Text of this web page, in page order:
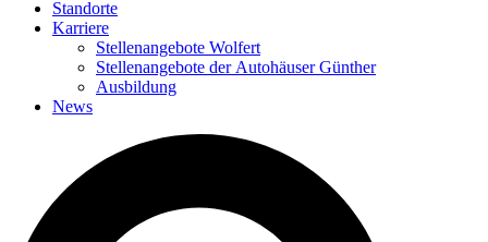
Standorte
Karriere
Stellenangebote Wolfert
Stellenangebote der Autohäuser Günther
Ausbildung
News